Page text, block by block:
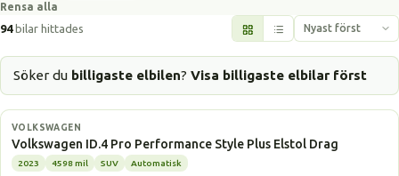
bort
filter
filter
Rensa alla
94bilar hittades
Söker du billigaste elbilen? Visa billigaste elbilar först
Elbil
VOLKSWAGEN
Volkswagen ID.4 Pro Performance Style Plus Elstol Drag
2023 4598 mil SUV Automatisk